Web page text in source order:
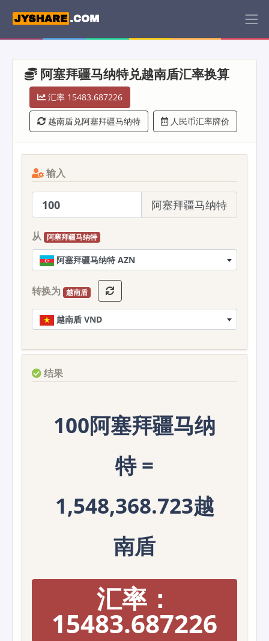
阿塞拜疆马纳特兑越南盾汇率换算
汇率 15483.687226
越南盾兑阿塞拜疆马纳特 人民币汇率牌价
输入
阿塞拜疆马纳特
从 阿塞拜疆马纳特
阿塞拜疆马纳特 AZN
转换为 越南盾
越南盾 VND
结果
100阿塞拜疆马纳
特 =
1,548,368.723越
南盾
汇率：
15483.687226